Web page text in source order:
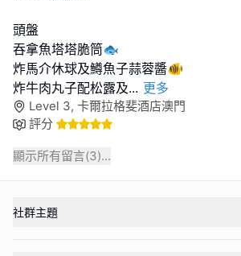
頭盤
吞拿魚塔塔脆筒🐟
炸馬介休球及鱒魚子蒜蓉醬🐠
炸牛肉丸子配松露及... 更多
Level 3, 卡爾拉格斐酒店澳門
評分
顯示所有留言(3)...
社群主題